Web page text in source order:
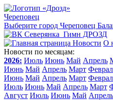
Череповец
Выберите город Череповец
Гимн ДРОЗД
Новости О
Новости по месяцам:
2026: Июль Июнь Май Апрель
Июнь Май Апрель Март
Июнь Май Апрель Март
Июль Июнь Май Апрель Март
Август Июль Июнь Май Апрель